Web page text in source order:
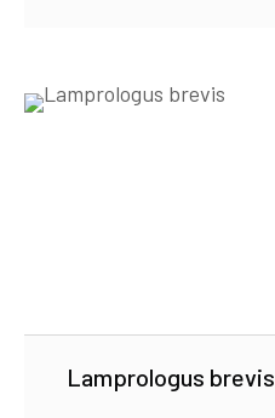
Lamprologus brevis